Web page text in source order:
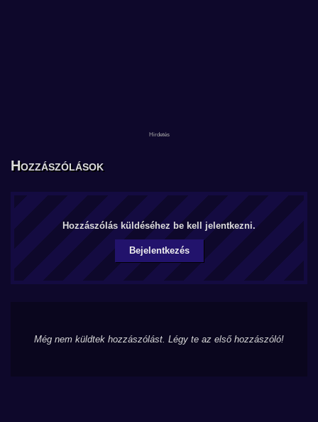
Hozzászólások
Hozzászólás küldéséhez be kell jelentkezni.
Bejelentkezés
Még nem küldtek hozzászólást. Légy te az első hozzászóló!